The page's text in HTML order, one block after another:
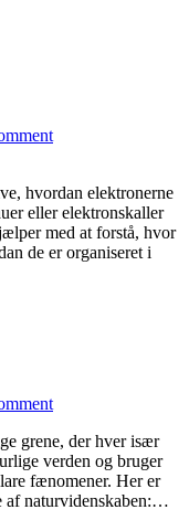
hvordan elektronerne
eller elektronskaller
med at forstå, hvor
de er organiseret i
grene, der hver især
verden og bruger
fænomener. Her er
af naturvidenskaben:…